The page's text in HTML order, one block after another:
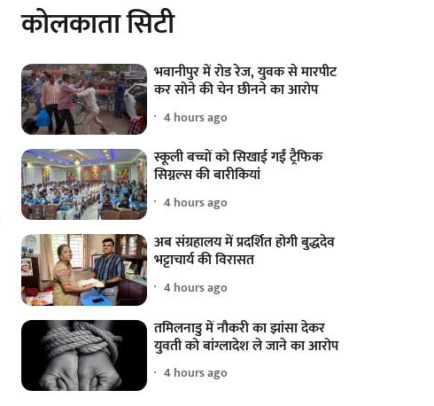
कोलकाता सिटी
भवानीपुर में रोड रेज, युवक से मारपीट
कर सोने की चेन छीनने का आरोप
4 hours ago
स्कूली बच्चों को सिखाई गईं ट्रैफिक
सिग्नल्स की बारीकियां
4 hours ago
अब संग्रहालय में प्रदर्शित होगी बुद्धदेव
भट्टाचार्य की विरासत
4 hours ago
तमिलनाडु में नौकरी का झांसा देकर
युवती को बांग्लादेश ले जाने का आरोप
4 hours ago